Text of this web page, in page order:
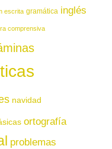
escrita gramática inglés
comprensiva
navidad
ortografía
problemas